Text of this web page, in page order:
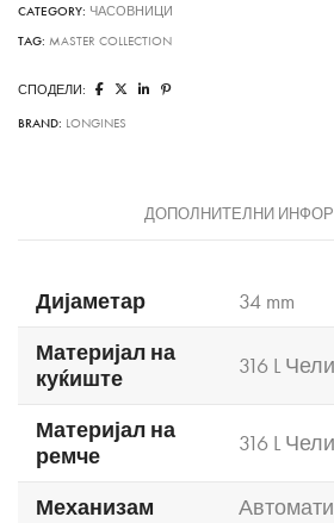
CATEGORY: ЧАСОВНИЦИ
TAG: MASTER COLLECTION
СПОДЕЛИ:
BRAND: LONGINES
ДОПОЛНИТЕЛНИ
Дијаметар
34 mm
Материјал на
куќиште
316 L
Материјал на
ремче
316 L
Механизам